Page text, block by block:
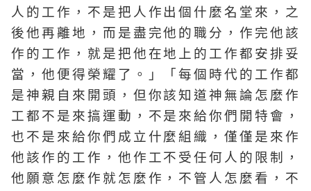
人的工作，不是把人作出個什麼名堂來，之
後他再離地，而是盡完他的職分，作完他該
作的工作，就是把他在地上的工作都安排妥
當，他便得榮耀了。」「每個時代的工作都
是神親自來開頭，但你該知道神無論怎麼作
工都不是來搞運動，不是來給你們開特會，
也不是來給你們成立什麼組織，僅僅是來作
他該作的工作，他作工不受任何人的限制，
他願意怎麼作就怎麼作，不管人怎麼看，不